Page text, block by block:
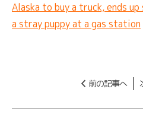
Alaska to buy a truck, ends
a stray puppy at a gas station
前の記事へ